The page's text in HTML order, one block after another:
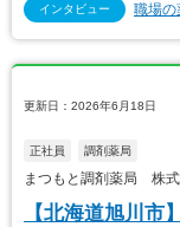
インタビュー 職場の
更新日：2026年6月18日
正社員 調剤薬局
まつもと調剤薬局 株
【北海道旭川市